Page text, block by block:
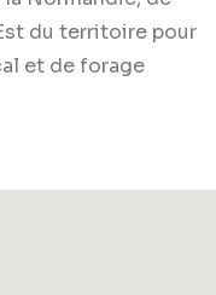
du territoire pour
et de forage